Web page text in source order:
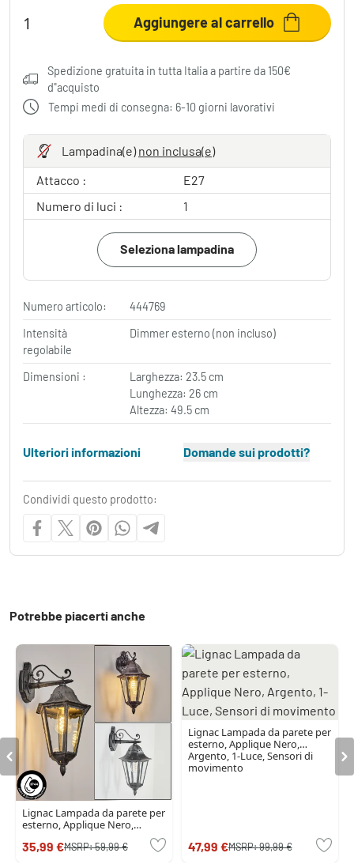
Aggiungere al carrello
Spedizione gratuita in tutta Italia a partire da 150€
d"acquisto
Tempi medi di consegna: 6-10 giorni lavorativi
Lampadina(e)non inclusa(e)
Attacco :
E27
Numero di luci :
1
Seleziona lampadina
Numero articolo:
444769
Intensità
regolabile
Dimmer esterno (non incluso)
Dimensioni :
Larghezza: 23.5 cm
Lunghezza: 26 cm
Altezza: 49.5 cm
Ulteriori informazioni Domande sui prodotti?
Condividi questo prodotto:
Potrebbe piacerti anche
Lignac Lampada da parete per
esterno, Applique Nero,
35,99 €MSRP:59,99 €
Lignac Lampada da parete per
esterno, Applique Nero,
Argento, 1-Luce, Sensori di
movimento
47,99 €MSRP:99,99 €